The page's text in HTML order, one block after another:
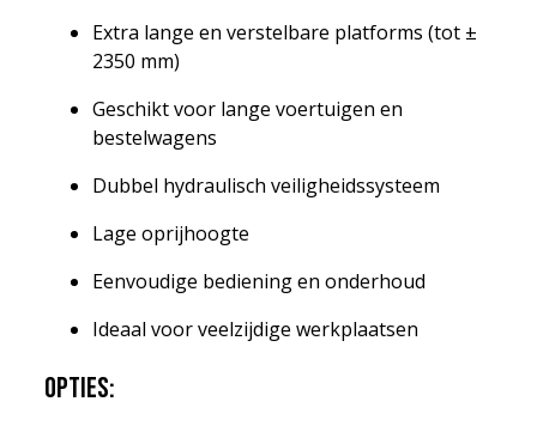
Extra lange en verstelbare platforms (tot ±
2350 mm)
Geschikt voor lange voertuigen en
bestelwagens
Dubbel hydraulisch veiligheidssysteem
Lage oprijhoogte
Eenvoudige bediening en onderhoud
Ideaal voor veelzijdige werkplaatsen
Opties: